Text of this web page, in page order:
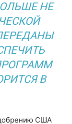
НЕ
В
США